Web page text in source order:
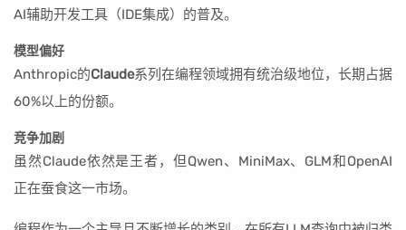
AI辅助开发工具（IDE集成）的普及。
模型偏好
Anthropic的Claude系列在编程领域拥有统治级地位，长期占据
60%以上的份额。
竞争加剧
虽然Claude依然是王者，但Qwen、MiniMax、GLM和OpenAI
正在蚕食这一市场。